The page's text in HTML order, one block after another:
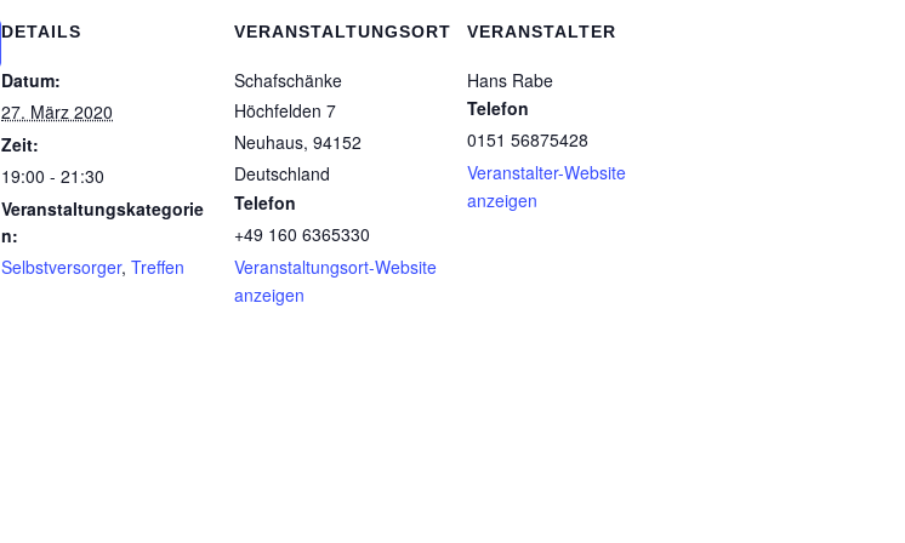
DETAILS
Datum:
27. März 2020
Zeit:
19:00 - 21:30
Veranstaltungskategorie
n:
Selbstversorger, Treffen
VERANSTALTUNGSORT
Schafschänke
Höchfelden 7
Neuhaus, 94152
Deutschland
Telefon
+49 160 6365330
Veranstaltungsort-Website
anzeigen
VERANSTALTER
Hans Rabe
Telefon
0151 56875428
Veranstalter-Website
anzeigen